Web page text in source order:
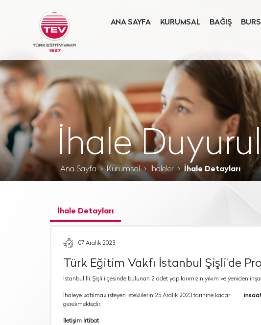
ANA SAYFA KURUMSAL BAĞIŞ
İhale
Ana Sayfa Kurumsal İhaleler İhale Detayları
İhale Detayları
07 Aralık 2023
Türk Eğitim Vakfı İstanbul Şişli’de
İstanbul İli, Şişli ilçesinde bulunan 2 adet yapılarımızın yıkım ve yeniden
İhaleye katılmak isteyen isteklilerin 25 Aralık 2023 tarihine kadar
gerekmektedir.
İletişim İrtibat